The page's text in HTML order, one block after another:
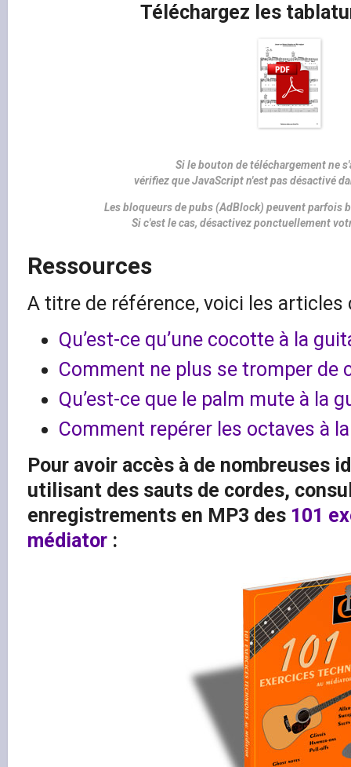
Téléchargez les
Si le bouton de téléchargement ne
vérifiez que JavaScript n'est pas désactivé
Les bloqueurs de pubs (AdBlock) peuvent parfois
Si c'est le cas, désactivez ponctuellement
Ressources
A titre de référence, voici les articles
Qu’est-ce qu’une cocotte à la
Comment ne plus se tromper de
Qu’est-ce que le palm mute à la
Comment repérer les octaves à
Pour avoir accès à de nombreuses
utilisant des sauts de cordes,
enregistrements en MP3 des 101
médiator :